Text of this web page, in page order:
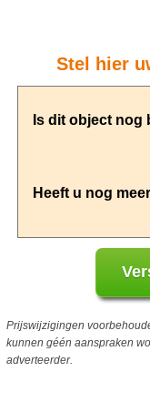
Stel hier
Prijswijzigingen
kunnen géén aanspraken
adverteerder.